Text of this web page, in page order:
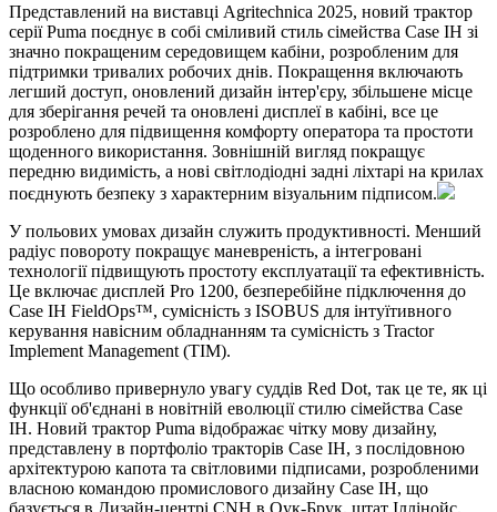
Представлений на виставці Agritechnica 2025, новий трактор
серії Puma поєднує в собі сміливий стиль сімейства Case IH зі
значно покращеним середовищем кабіни, розробленим для
підтримки тривалих робочих днів. Покращення включають
легший доступ, оновлений дизайн інтер'єру, збільшене місце
для зберігання речей та оновлені дисплеї в кабіні, все це
розроблено для підвищення комфорту оператора та простоти
щоденного використання. Зовнішній вигляд покращує
передню видимість, а нові світлодіодні задні ліхтарі на крилах
поєднують безпеку з характерним візуальним підписом.
У польових умовах дизайн служить продуктивності. Менший
радіус повороту покращує маневреність, а інтегровані
технології підвищують простоту експлуатації та ефективність.
Це включає дисплей Pro 1200, безперебійне підключення до
Case IH FieldOps™, сумісність з ISOBUS для інтуїтивного
керування навісним обладнанням та сумісність з Tractor
Implement Management (TIM).
Що особливо привернуло увагу суддів Red Dot, так це те, як ці
функції об'єднані в новітній еволюції стилю сімейства Case
IH. Новий трактор Puma відображає чітку мову дизайну,
представлену в портфоліо тракторів Case IH, з послідовною
архітектурою капота та світловими підписами, розробленими
власною командою промислового дизайну Case IH, що
базується в Дизайн-центрі CNH в Оук-Брук, штат Іллінойс,